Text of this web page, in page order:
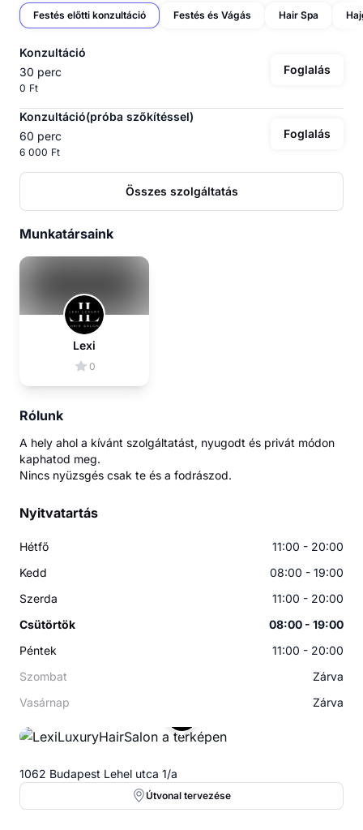
Festés előtti konzultáció Festés és Vágás Hair Spa
Konzultáció
30 perc
0 Ft
Foglalás
Konzultáció(próba szőkítéssel)
60 perc
6 000 Ft
Foglalás
Összes szolgáltatás
Munkatársaink
Lexi
0
Rólunk
A hely ahol a kívánt szolgáltatást, nyugodt és privát módon
kaphatod meg.
Nincs nyüzsgés csak te és a fodrászod.
Nyitvatartás
Hétfő
11:00 - 20:00
Kedd
08:00 - 19:00
Szerda
11:00 - 20:00
Csütörtök
08:00 - 19:00
Péntek
11:00 - 20:00
Szombat
Zárva
Vasárnap
Zárva
1062 Budapest Lehel utca 1/a
Útvonal tervezése